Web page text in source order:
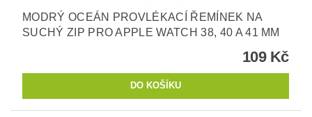
MODRÝ OCEÁN PROVLÉKACÍ ŘEMÍNEK NA
SUCHÝ ZIP PRO APPLE WATCH 38, 40 A 41 MM
109 Kč